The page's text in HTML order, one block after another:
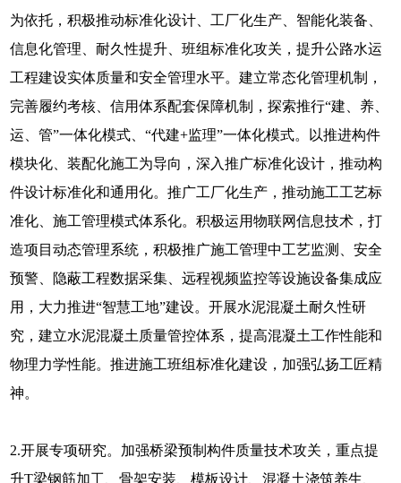
为依托，积极推动标准化设计、工厂化生产、智能化装备、
信息化管理、耐久性提升、班组标准化攻关，提升公路水运
工程建设实体质量和安全管理水平。建立常态化管理机制，
完善履约考核、信用体系配套保障机制，探索推行“建、养、
运、管”一体化模式、“代建+监理”一体化模式。以推进构件
模块化、装配化施工为导向，深入推广标准化设计，推动构
件设计标准化和通用化。推广工厂化生产，推动施工工艺标
准化、施工管理模式体系化。积极运用物联网信息技术，打
造项目动态管理系统，积极推广施工管理中工艺监测、安全
预警、隐蔽工程数据采集、远程视频监控等设施设备集成应
用，大力推进“智慧工地”建设。开展水泥混凝土耐久性研
究，建立水泥混凝土质量管控体系，提高混凝土工作性能和
物理力学性能。推进施工班组标准化建设，加强弘扬工匠精
神。
2.开展专项研究。加强桥梁预制构件质量技术攻关，重点提
升T梁钢筋加工、骨架安装、模板设计、混凝土浇筑养生、